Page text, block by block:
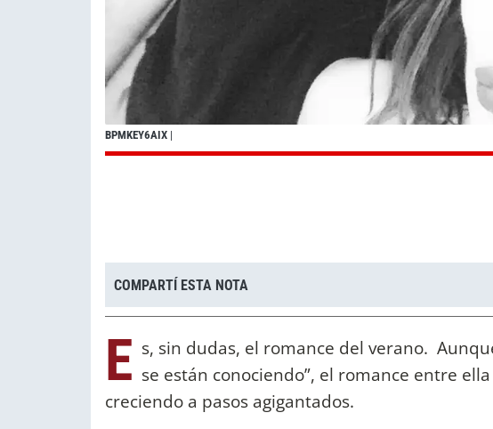
BPMKEY6AIX |
COMPARTÍ ESTA NOTA
E s, sin dudas, el romance del verano.
se están conociendo”, el romance entre
creciendo a pasos agigantados.